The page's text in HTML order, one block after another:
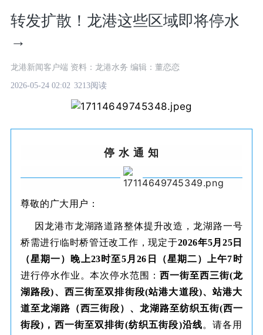
转发扩散！龙港这些区域即将停水
→
龙港新闻客户端 资料：龙港水务 编辑：董恋恋
2026-05-24 02:02 3213阅读
停 水 通 知
尊敬的广大用户：
因龙港市龙湖路道路整体提升改造，龙湖路一号
桥需进行临时桥管迁改工作，现定于2026年5月25日
（星期一）晚上23时至5月26日（星期二）上午7时
进行停水作业。本次停水范围：西一街至西三街(龙
湖路段)、西三街至双排街段(站港大道段)、站港大
道至龙湖路（西三街段）、龙湖路至纺织五街(西一
街段)，西一街至双排街(纺织五街段)沿线。请各用